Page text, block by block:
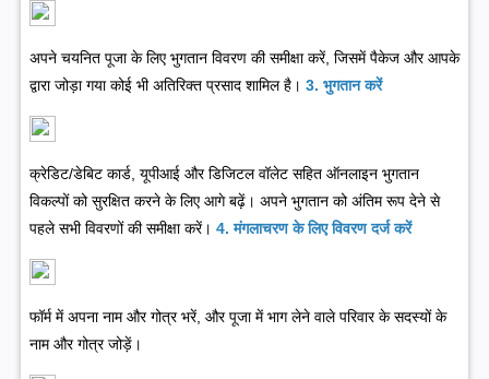
अपने चयनित पूजा के लिए भुगतान विवरण की समीक्षा करें, जिसमें पैकेज और आपके
द्वारा जोड़ा गया कोई भी अतिरिक्त प्रसाद शामिल है। 3. भुगतान करें
क्रेडिट/डेबिट कार्ड, यूपीआई और डिजिटल वॉलेट सहित ऑनलाइन भुगतान
विकल्पों को सुरक्षित करने के लिए आगे बढ़ें। अपने भुगतान को अंतिम रूप देने से
पहले सभी विवरणों की समीक्षा करें। 4. मंगलाचरण के लिए विवरण दर्ज करें
फॉर्म में अपना नाम और गोत्र भरें, और पूजा में भाग लेने वाले परिवार के सदस्यों के
नाम और गोत्र जोड़ें।